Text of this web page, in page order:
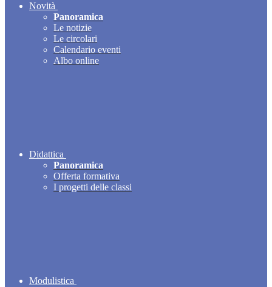
Novità
Panoramica
Le notizie
Le circolari
Calendario eventi
Albo online
Didattica
Panoramica
Offerta formativa
I progetti delle classi
Modulistica